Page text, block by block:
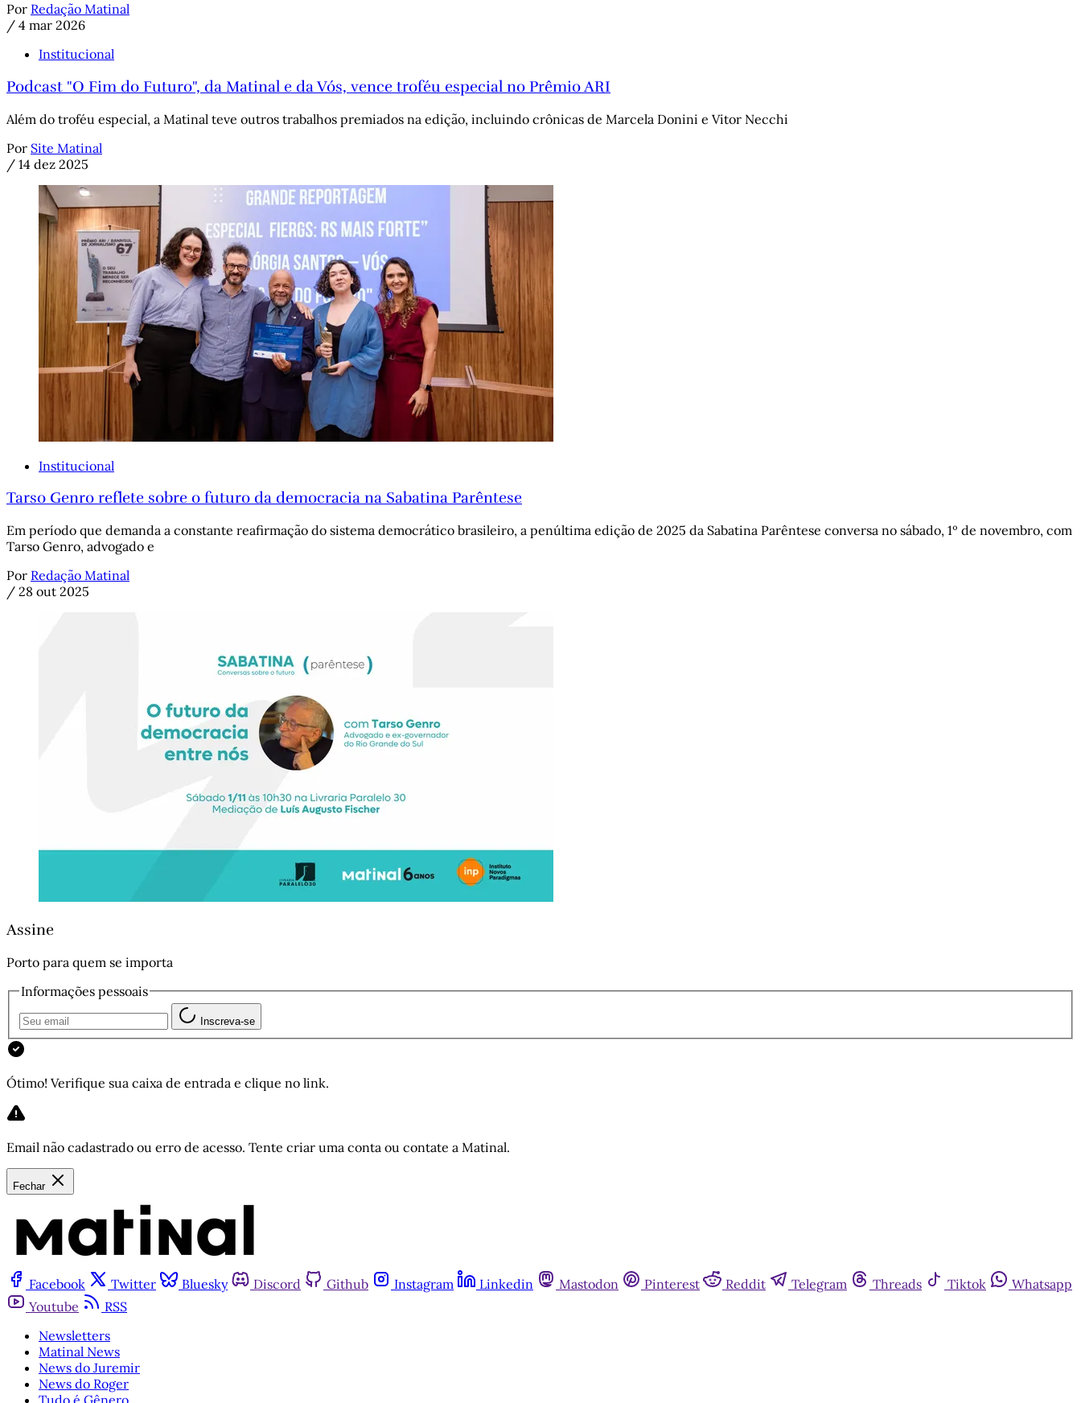
Por Redação Matinal
/ 4 mar 2026
Institucional
Podcast "O Fim do Futuro", da Matinal e da Vós, vence troféu especial no Prêmio ARI
Além do troféu especial, a Matinal teve outros trabalhos premiados na edição, incluindo crônicas de Marcela Donini e Vitor Necchi
Por Site Matinal
/ 14 dez 2025
Institucional
Tarso Genro reflete sobre o futuro da democracia na Sabatina Parêntese
Em período que demanda a constante reafirmação do sistema democrático brasileiro, a penúltima edição de 2025 da Sabatina Parêntese conversa no sábado, 1º de novembro, com
Tarso Genro, advogado e
Por Redação Matinal
/ 28 out 2025
Assine
Porto para quem se importa
Informações pessoais
Inscreva-se
Ótimo! Verifique sua caixa de entrada e clique no link.
Email não cadastrado ou erro de acesso. Tente criar uma conta ou contate a Matinal.
Fechar
Facebook Twitter Bluesky Discord Github Instagram Linkedin Mastodon Pinterest Reddit Telegram Threads Tiktok
Whatsapp
Youtube
RSS
Newsletters
Matinal News
News do Juremir
News do Roger